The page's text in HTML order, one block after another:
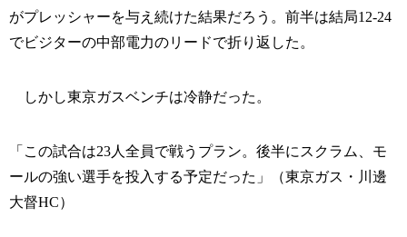
がプレッシャーを与え続けた結果だろう。前半は結局12-24
でビジターの中部電力のリードで折り返した。
しかし東京ガスベンチは冷静だった。
「この試合は23人全員で戦うプラン。後半にスクラム、モ
ールの強い選手を投入する予定だった」（東京ガス・川邊
大督HC）